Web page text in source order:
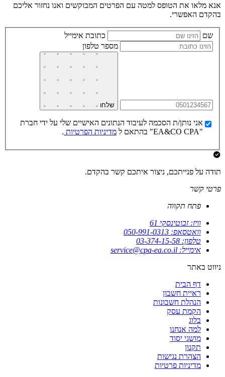
אנא מלאו את הטופס למטה עם הפרטים המבוקשים ואנו נחזור אליכם
בהקדם האפשרי.
שם
כתובת אימייל
מספר טלפון
שלחו
אני נותן/ת הסכמה לעיבוד הנתונים האישיים שלי על ידי חברת
"EA&CO CPA" בהתאם ל
מדיניות הפרטיות .
תודה על פנייתכם, ניצור איתכם קשר בהקדם.
פרטי קשר
פתח תקווה
וויז: זבוטינסקי 61
וואטסאפ: 050-991-0313
טלפון: 03-374-15-58
אימייל: service@cpa-ea.co.il
ניווט באתר
דף הבית
ראיית חשבון
הנהלת חשבונות
הקמת עסק
בלוג
למה אנחנו
מושגי יסוד
תקנון
הצהרת נגישות
מדיניות פרטיות